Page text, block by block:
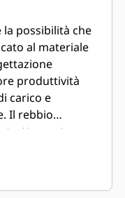
possibilità che
al materiale
produttività
carico e
offrire una